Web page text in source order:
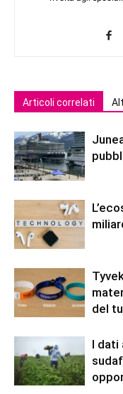
Articoli correlati
del
I dati